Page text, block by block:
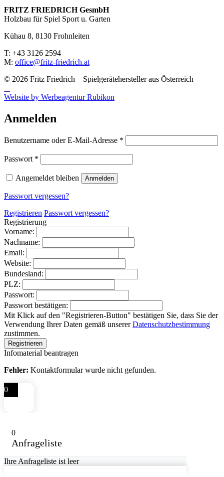
FRITZ FRIED­RICH GesmbH
Holzbau für Spiel Sport u. Garten
Kühau 8, 8130 Frohn­leiten
T: +43 3126 2594
M: office@fritz-fried­rich.at
© 2026 Fritz Friedrich – Spielgerätehersteller aus Österreich
Website by Werbeagentur Rubikon
Anmelden
Benutzername oder E-Mail-Adresse *
Passwort *
Angemeldet bleiben Anmelden
Passwort vergessen?
Registrieren Passwort vergessen?
Registrierung
Vorname:
Nachname:
Email:
Website:
Bundesland:
PLZ:
Passwort:
Passwort bestätigen:
Mit Klick auf den "Registrieren-Button" bestätigen Sie, dass Sie der
Verwendung Ihrer Daten gemäß unsererDatenschutzbestimmung
zustimmen.
Infomaterial beantragen
Fehler: Kontaktformular wurde nicht gefunden.
0
0
Anfrageliste
Ihre Anfrageliste ist leer